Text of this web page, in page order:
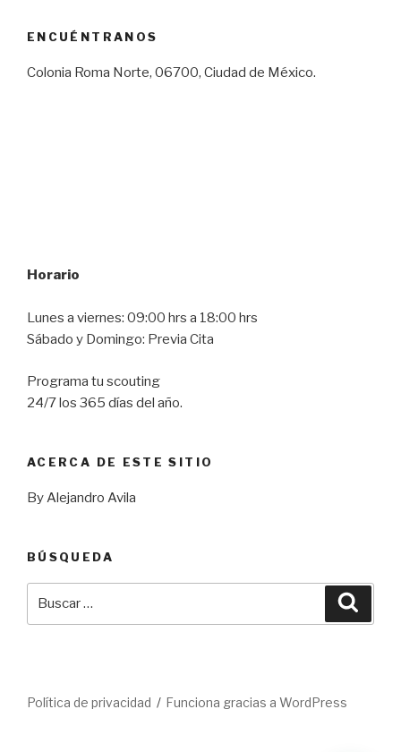
ENCUÉNTRANOS
Colonia Roma Norte, 06700, Ciudad de México.
Horario
Lunes a viernes: 09:00 hrs a 18:00 hrs
Sábado y Domingo: Previa Cita
Programa tu scouting
24/7 los 365 días del año.
ACERCA DE ESTE SITIO
By Alejandro Avila
BÚSQUEDA
Política de privacidad Funciona gracias a WordPress